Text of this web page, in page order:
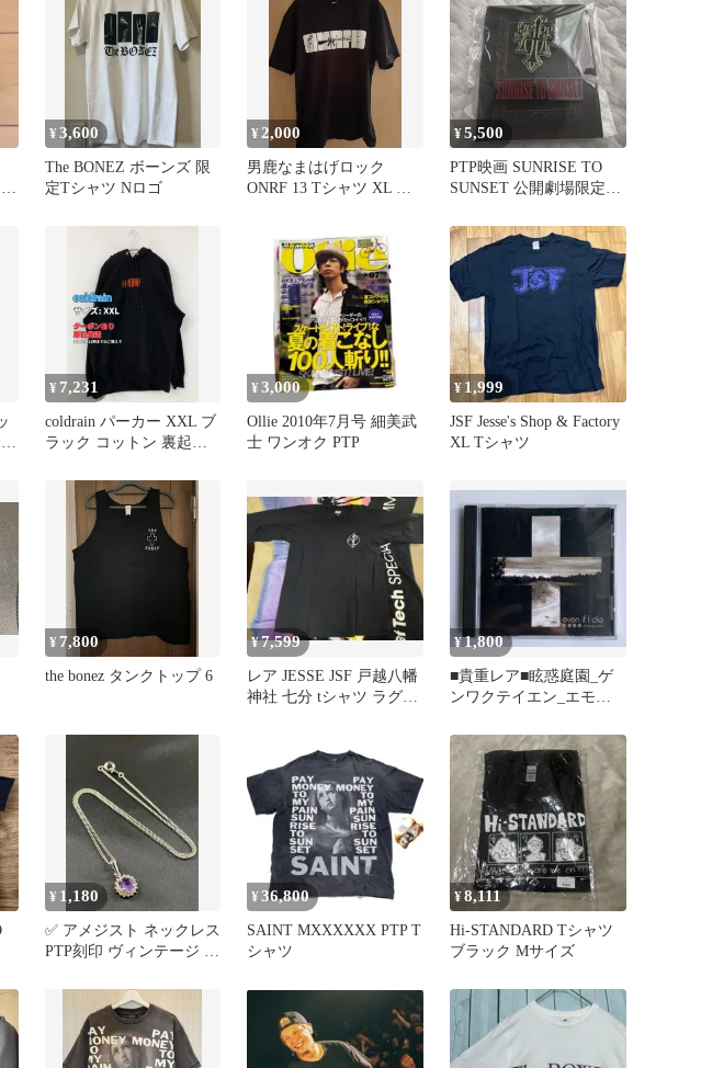
¥3,600
The BONEZ ボーンズ 限
定Tシャツ Nロゴ
¥ 2,000
男鹿なまはげロック
ONRF 13 Tシャツ XL ブ
¥5,500
PTP映画 SUNRISE TO
SUNSET 公開劇場限定
¥ 7,231
coldrain パーカー XXL ブ
ラック コットン 裏起毛
ント ブランドロゴ プル
オーバー 長袖 メンズ
¥ 3,000
Ollie 2010年7月号 細美武
士 ワンオク PTP
¥ 1,999
JSF Jesse's Shop & Factory
XL Tシャツ
¥ 7,800
the bonez タンクトップ 6
¥7,599
レア JESSE JSF 戸越八幡
神社 七分 tシャツ ラグラ
¥1,800
■貴重レア■眩惑庭園_ゲ
ンワクテイエン_エモコ
新品
¥ 1,180
✅ アメジスト ネックレス
PTP刻印 ヴィンテージ シ
¥ 36,800
SAINT MXXXXXX PTP T
シャツ
¥8,111
Hi-STANDARD Tシャツ
ブラック Mサイズ